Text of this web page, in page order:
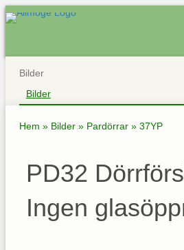
Bilder
Bilder
Hem » Bilder » Pardörrar » 37YP
PD32
Ingen